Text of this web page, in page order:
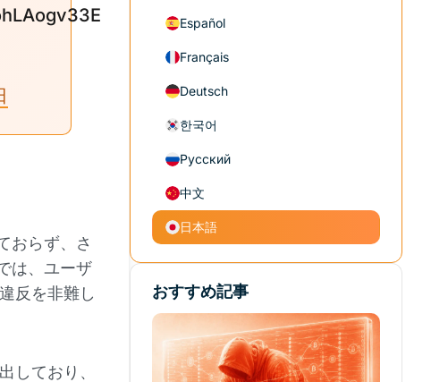
おらず、さ
は、ユーザ
反を非難し
しており、
Español
Français
Deutsch
한국어
Русский
中文
日本語
おすすめ記事